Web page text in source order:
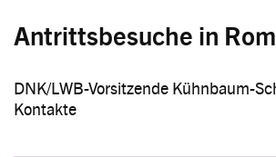
Antrittsbesuche in Rom
DNK/LWB-Vorsitzende Kühnbaum-
Kontakte